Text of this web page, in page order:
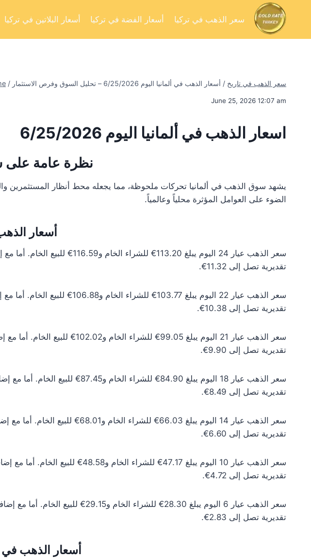
أسعار البلاتين في تركيا أسعار الفضة في تركيا سعر الذهب في تركيا
/ سعر الذهب في تاريخ / أسعار الذهب في ألمانيا اليوم 6/25/2026 – تحليل السوق وفرص الاستثمار
June 25, 2026 12:07 am
اسعار الذهب في ألمانيا اليوم 6/25/2026
نظرة عامة على
يشهد سوق الذهب في ألمانيا تحركات ملحوظة، مما يجعله محط أنظار المستثمرين
الضوء على العوامل المؤثرة محلياً وعالمياً.
أسعار
تقديرية تصل إلى 11.32€.
تقديرية تصل إلى 10.38€.
تقديرية تصل إلى 9.90€.
تقديرية تصل إلى 8.49€.
تقديرية تصل إلى 6.60€.
تقديرية تصل إلى 4.72€.
تقديرية تصل إلى 2.83€.
أسعار الذهب في